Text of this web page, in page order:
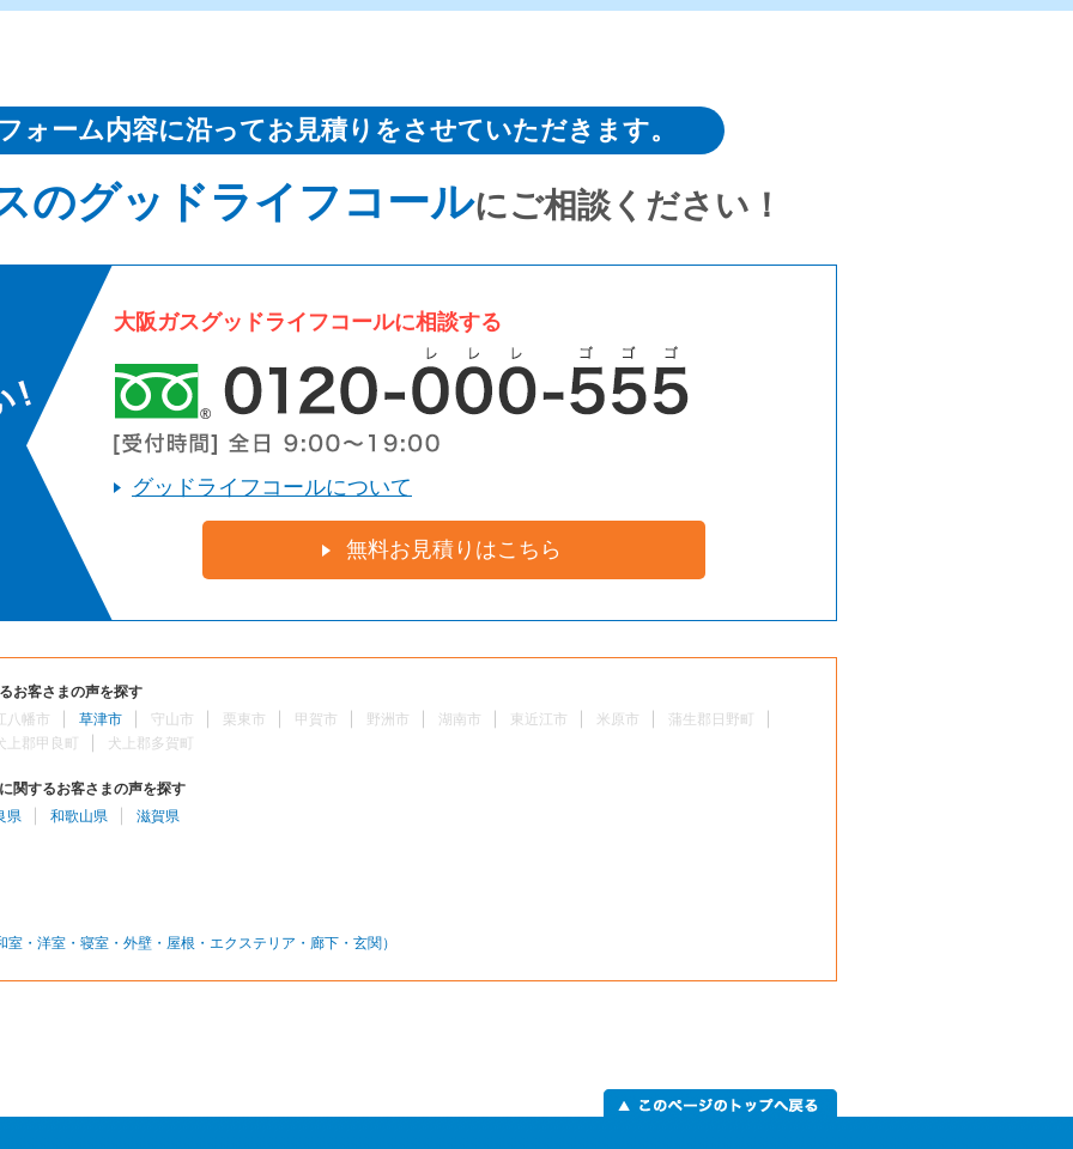
ォーム内容に沿ってお見積りをさせていただきます。
のグッドライフコールにご相談ください！
大阪ガスグッドライフコールに相談する
グッドライフコールについて
無料お見積りはこちら
お客さまの声を探す
八幡市
草津市 守山市 栗東市 甲賀市 野洲市 湖南市 東近江市 米原市
蒲生郡日野町
上郡甲良町
犬上郡多賀町
関するお客さまの声を探す
県
和歌山県 滋賀県
・洋室・寝室・外壁・屋根・エクステリア・廊下・玄関）